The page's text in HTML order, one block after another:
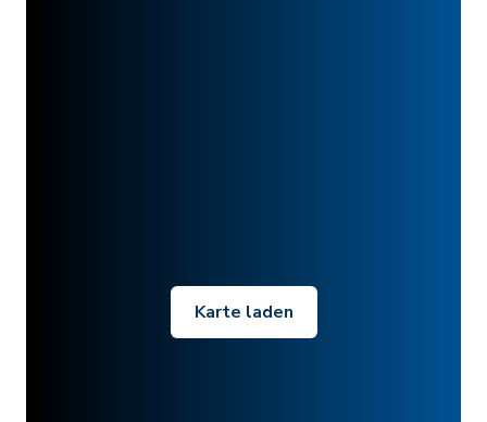
Karte laden